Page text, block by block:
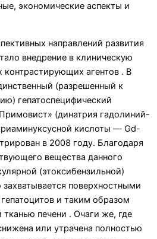
экономические аспекты и
направлений развития
внедрение в клиническую
контрасти­рующих агентов . В
(разрешенный к
гепатоспецифический
(динатрия гадолиний-
кислоты — Gd-
в 2008 году. Благодаря
вещества данного
(этоксибензильной)
поверхност­ными
и таким образом
тканью печени . Очаги же, где
или утрачена полностью